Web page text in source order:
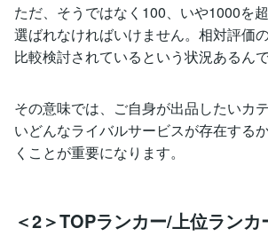
ただ、そうではなく100、いや1000を
選ばれなければいけません。相対評価
比較検討されているという状況あるんで
その意味では、ご自身が出品したいカ
いどんなライバルサービスが存在する
くことが重要になります。
＜2＞TOPランカー/上位ランカ